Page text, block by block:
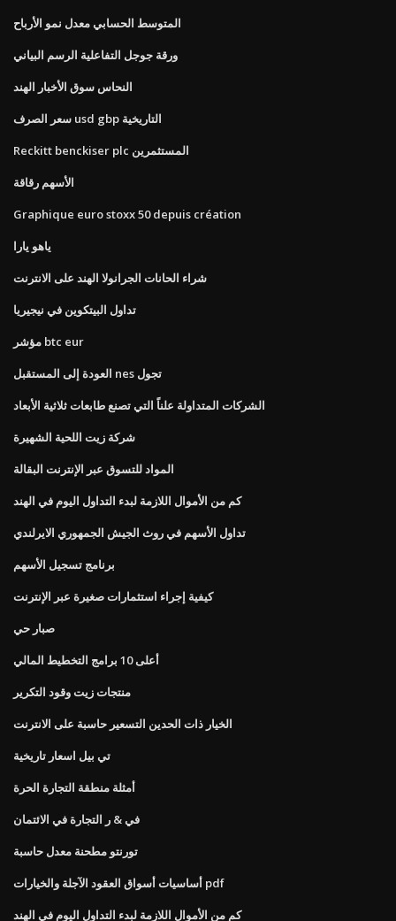
المتوسط ​​الحسابي معدل نمو الأرباح
ورقة جوجل التفاعلية الرسم البياني
النحاس سوق الأخبار الهند
سعر الصرف usd gbp التاريخية
Reckitt benckiser plc المستثمرين
الأسهم رقاقة
Graphique euro stoxx 50 depuis création
ياهو يارا
شراء الحانات الجرانولا الهند على الانترنت
تداول البيتكوين في نيجيريا
مؤشر btc eur
العودة إلى المستقبل nes تجول
الشركات المتداولة علناً التي تصنع طابعات ثلاثية الأبعاد
شركة زيت اللحية الشهيرة
المواد للتسوق عبر الإنترنت البقالة
كم من الأموال اللازمة لبدء التداول اليوم في الهند
تداول الأسهم في روث الجيش الجمهوري الايرلندي
برنامج تسجيل الأسهم
كيفية إجراء استثمارات صغيرة عبر الإنترنت
صبار حي
أعلى 10 برامج التخطيط المالي
منتجات زيت وقود التكرير
الخيار ذات الحدين التسعير حاسبة على الانترنت
تي بيل اسعار تاريخية
أمثلة منطقة التجارة الحرة
في & ر التجارة في الائتمان
تورنتو مطحنة معدل حاسبة
أساسيات أسواق العقود الآجلة والخيارات pdf
كم من الأموال اللازمة لبدء التداول اليوم في الهند